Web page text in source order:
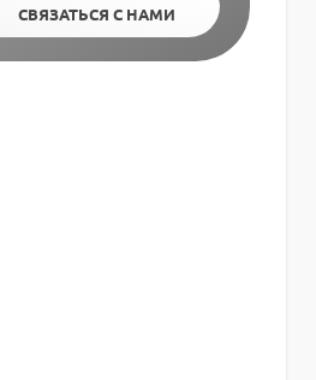
СВЯЗАТЬСЯ С НАМИ